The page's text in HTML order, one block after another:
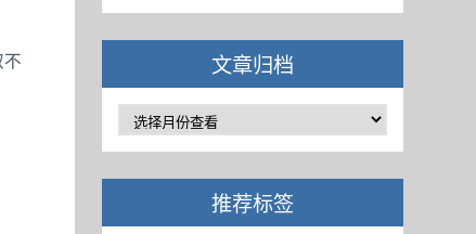
不
文章归档
推荐标签